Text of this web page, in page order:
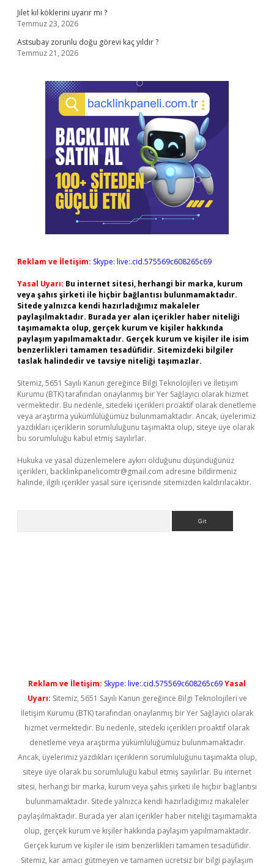
Jilet kıl köklerini uyarır mı ?
Temmuz 23, 2026
Astsubay zorunlu doğu görevi kaç yıldır ?
Temmuz 21, 2026
Reklam ve İletişim: Skype: live:.cid.575569c608265c69
Yasal Uyarı: Bu internet sitesi, herhangi bir marka, kurum
veya şahıs şirketi ile hiçbir bağlantısı bulunmamaktadır.
Sitede yalnızca kendi hazırladığımız makaleler
paylaşılmaktadır. Burada yer alan içerikler haber niteliği
taşımamakta olup, gerçek kurum ve kişiler hakkında
paylaşım yapılmamaktadır. Gerçek kurum ve kişiler ile isim
benzerlikleri tamamen tesadüfidir. Sitemizdeki bilgiler
taslak halindedir ve tavsiye niteliği taşımazlar.
Sitemiz, 5651 Sayılı Kanun gereğince Bilgi Teknolojileri ve İletişim
Kurumu (BTK) tarafından onaylanmış bir Yer Sağlayıcı olarak hizmet
vermektedir. Bu nedenle, sitedeki içerikleri proaktif olarak denetleme
veya araştırma yükümlülüğümüz bulunmamaktadır. Ancak, üyelerimiz
yazdıkları içeriklerin sorumluluğunu taşımakta olup, siteye üye olarak
bu sorumluluğu kabul etmiş sayılırlar.
Hukuka ve yasal düzenlemelere aykırı olduğunu düşündüğünüz
içerikleri, backlinkpanelicomtr@gmail.com adresine bildirmeniz
halinde, ilgili içerikler yasal süre içerisinde sitemizden kaldırılacaktır.
Reklam ve İletişim: Skype: live:.cid.575569c608265c69Yasal
Uyarı: Sitemiz, 5651 Sayılı Kanun gereğince Bilgi Teknolojileri ve
İletişim Kurumu (BTK) tarafından onaylanmış bir Yer Sağlayıcı olarak
hizmet vermektedir. Bu nedenle, sitedeki içerikleri proaktif olarak
denetleme veya araştırma yükümlülüğümüz bulunmamaktadır.
Ancak, üyelerimiz yazdıkları içeriklerin sorumluluğunu taşımakta olup,
siteye üye olarak bu sorumluluğu kabul etmiş sayılırlar. Bu internet
sitesi, herhangi bir marka, kurum veya şahıs şirketi ile hiçbir bağlantısı
bulunmamaktadır. Sitede yalnızca kendi hazırladığımız makaleler
paylaşılmaktadır. Burada yer alan içerikler haber niteliği taşımamakta
olup, gerçek kurum ve kişiler hakkında paylaşım yapılmamaktadır.
Gerçek kurum ve kişiler ile isim benzerlikleri tamamen tesadüfidir.
Sitemiz, kar amacı gütmeyen ve tamamen ücretsiz bir bilgi paylaşım